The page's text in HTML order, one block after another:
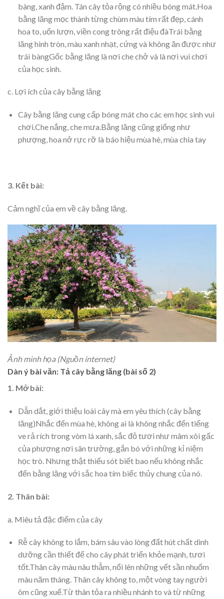
bàng, xanh đậm. Tán cây tỏa rộng có nhiều bóng mát.Hoa
bằng lăng mọc thành từng chùm màu tím rất đẹp, cánh
hoa to, uốn lượn, viền cong trông rất điệu đàTrái bằng
lăng hình tròn, màu xanh nhạt, cứng và không ăn được như
trái bàngGốc bằng lăng là nơi che chở và là nơi vui chơi
của học sinh.
c. Lợi ích của cây bằng lăng
Cây bằng lăng cung cấp bóng mát cho các em học sinh vui
chơi.Che nắng, che mưa.Bằng lăng cũng giống như
phượng, hoa nở rực rỡ là báo hiệu mùa hè, mùa chia tay
3. Kết bài:
Cảm nghĩ của em về cây bằng lăng.
Ảnh minh họa (Nguồn internet)
Dàn ý bài văn: Tả cây bằng lăng (bài số 2)
1. Mở bài:
Dẫn dắt, giới thiệu loài cây mà em yêu thích (cây bằng
lăng)Nhắc đến mùa hè, không ai là không nhắc đến tiếng
ve rả rích trong vòm lá xanh, sắc đỏ tươi như mâm xôi gấc
của phượng nơi sân trường, gắn bó với những kỉ niệm
học trò. Nhưng thật thiếu sót biết bao nếu không nhắc
đến bằng lăng với sắc hoa tím biếc thủy chung của nó.
2. Thân bài:
a. Miêu tả đặc điểm của cây
Rễ cây không to lắm, bám sâu vào lòng đất hút chất dinh
dưỡng cần thiết để cho cây phát triển khỏe mạnh, tươi
tốt.Thân cây màu nâu thẫm, nổi lên những vết sần nhuốm
màu năm tháng. Thân cây không to, một vòng tay người
ôm cũng xuể.Từ thân tỏa ra nhiều nhánh to và từ những